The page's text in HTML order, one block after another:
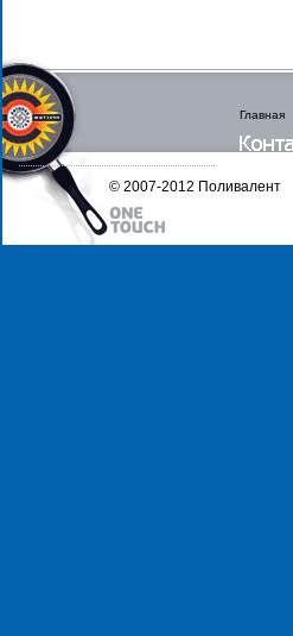
Главная
© 2007-2012 Поливалент